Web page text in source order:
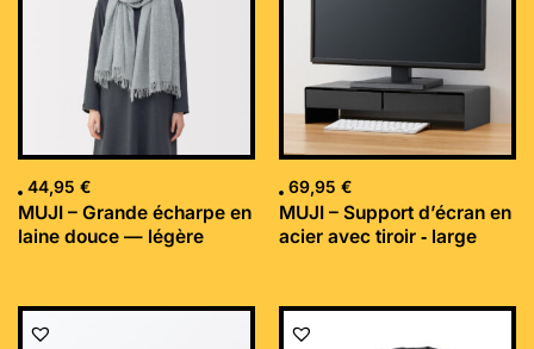
44,95 €
MUJI – Grande écharpe en
laine douce — légère
69,95 €
MUJI – Support d’écran en
acier avec tiroir ‐ large